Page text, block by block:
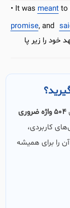
It was meantto
promise, and
خود را زیر پا
504 واژه ضروری
کاربردی،
را برای همیشه